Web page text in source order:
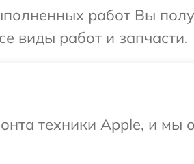
работ Вы
виды работ и запчасти.
техники Apple, и мы